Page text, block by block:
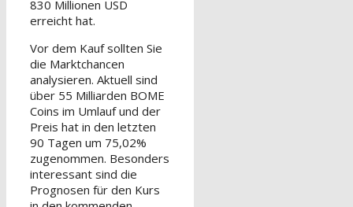
830 Millionen USD
erreicht hat.
Vor dem Kauf sollten Sie
die Marktchancen
analysieren. Aktuell sind
über 55 Milliarden BOME
Coins im Umlauf und der
Preis hat in den letzten
90 Tagen um 75,02%
zugenommen. Besonders
interessant sind die
Prognosen für den Kurs